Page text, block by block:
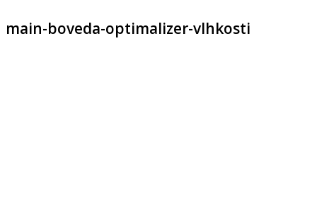
main-boveda-optimalizer-vlhkosti